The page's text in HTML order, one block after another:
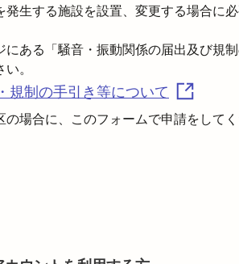
生する施設を設置、変更する場合に
ある「騒音・振動関係の届出及び規
規制の手引き等について
場合に、このフォームで申請をしてく